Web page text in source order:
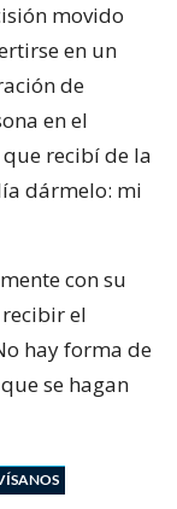
movido
en un
de
en el
recibí de la
dármelo: mi
con su
el
hay forma de
se hagan